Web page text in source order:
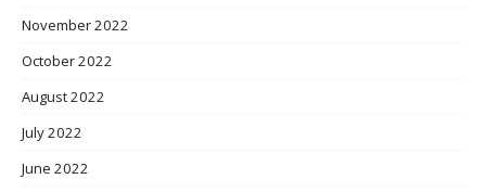
November 2022
October 2022
August 2022
July 2022
June 2022